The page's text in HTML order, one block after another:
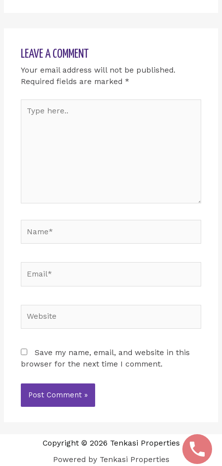
LEAVE A COMMENT
Your email address will not be published.
Required fields are marked *
here..
Save my name, email, and website in this
browser for the next time I comment.
Copyright © 2026 Tenkasi Properties
Powered by Tenkasi Properties